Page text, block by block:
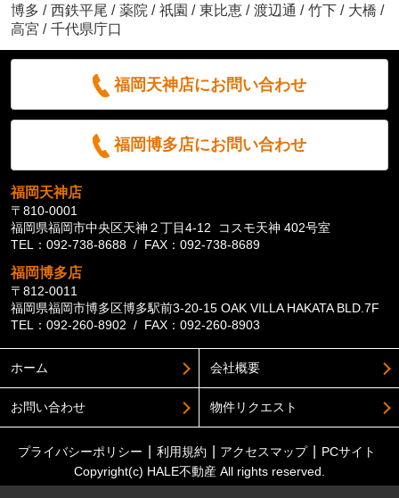
博多 / 西鉄平尾 / 薬院 / 祇園 / 東比恵 / 渡辺通 / 竹下 / 大橋 /
高宮 / 千代県庁口
福岡天神店にお問い合わせ
福岡博多店にお問い合わせ
福岡天神店
〒810-0001
福岡県福岡市中央区天神２丁目4-12 コスモ天神 402号室
TEL：092-738-8688 / FAX：092-738-8689
福岡博多店
〒812-0011
福岡県福岡市博多区博多駅前3-20-15 OAK VILLA HAKATA BLD.7F
TEL：092-260-8902 / FAX：092-260-8903
ホーム 会社概要
お問い合わせ 物件リクエスト
プライバシーポリシー 利用規約 アクセスマップ
PCサイト
Copyright(c) HALE不動産 All rights reserved.